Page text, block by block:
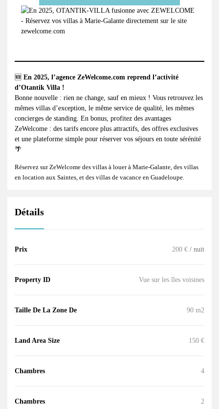
🆕 En 2025, l’agence ZeWelcome.com reprend l’activité
d’Otantik Villa !
Bonne nouvelle : rien ne change, sauf en mieux ! Vous retrouvez les
mêmes villas d’exception, le même service de qualité, les mêmes
concierges de standing. En bonus, profitez des avantages
ZeWelcome : des tarifs encore plus attractifs, des offres exclusives
et une plateforme simple pour réserver vos séjours en toute sérénité
🌴
Réservez sur ZeWelcome des villas à louer à Marie-Galante , des villas
en location aux Saintes , et des villas de vacance en Guadeloupe
Détails
Prix 200 € / nuit
Property ID Vue sur les îles voisines
Taille De La Zone De 90 m2
Land Area Size 150 €
Chambres 4
Chambres 2